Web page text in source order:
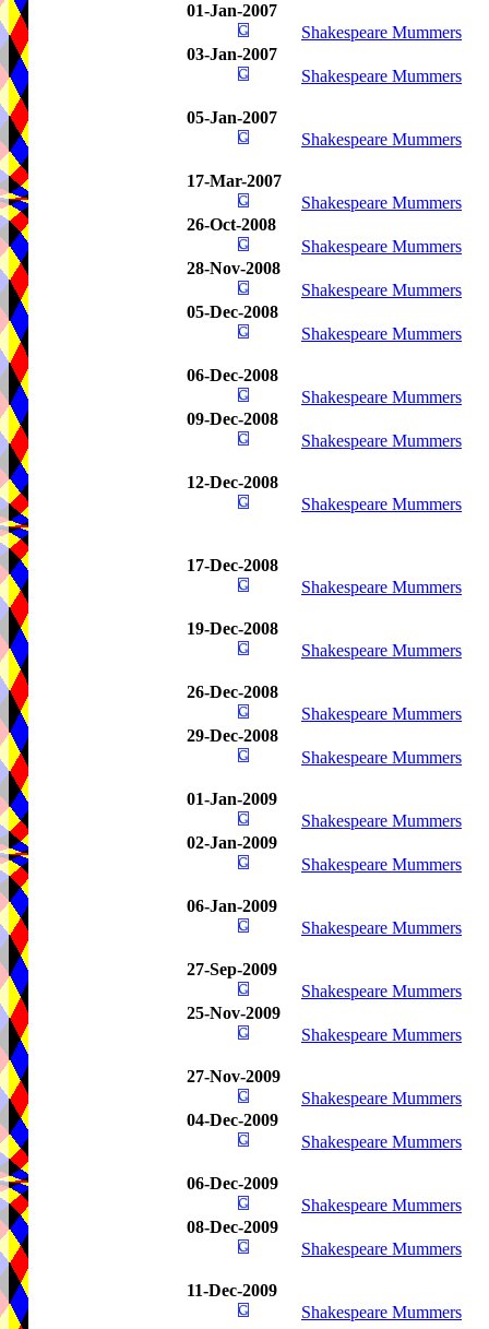
01-Jan-2007
Shakespeare Mummers
03-Jan-2007
Shakespeare Mummers
05-Jan-2007
Shakespeare Mummers
17-Mar-2007
Shakespeare Mummers
26-Oct-2008
Shakespeare Mummers
28-Nov-2008
Shakespeare Mummers
05-Dec-2008
Shakespeare Mummers
06-Dec-2008
Shakespeare Mummers
09-Dec-2008
Shakespeare Mummers
12-Dec-2008
Shakespeare Mummers
17-Dec-2008
Shakespeare Mummers
19-Dec-2008
Shakespeare Mummers
26-Dec-2008
Shakespeare Mummers
29-Dec-2008
Shakespeare Mummers
01-Jan-2009
Shakespeare Mummers
02-Jan-2009
Shakespeare Mummers
06-Jan-2009
Shakespeare Mummers
27-Sep-2009
Shakespeare Mummers
25-Nov-2009
Shakespeare Mummers
27-Nov-2009
Shakespeare Mummers
04-Dec-2009
Shakespeare Mummers
06-Dec-2009
Shakespeare Mummers
08-Dec-2009
Shakespeare Mummers
11-Dec-2009
Shakespeare Mummers